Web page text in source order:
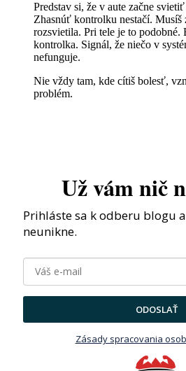
Predstav si, že v aute začne
Zhasnúť kontrolku nestačí. Musíš
rozsvietila. Pri tele je to podobné.
kontrolka. Signál, že niečo v
nefunguje.
Nie vždy tam, kde cítiš bolesť,
problém.
Už vám nič
Prihláste sa k odberu blogu
neunikne.
ODOSLAŤ
Zásady spracovania